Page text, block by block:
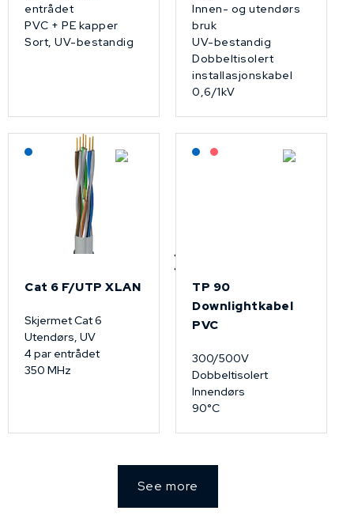
entrådet
PVC + PE kapper
Sort, UV-bestandig
Innen- og utendørs
bruk
UV-bestandig
Dobbeltisolert
installasjonskabel
0,6/1kV
Lagerført: NEK Kabel
Cat 6 F/UTP XLAN
Skjermet Cat 6
Utendørs, UV
4 par entrådet
350 MHz
Lagerført: NEK Kabel
På forespørsel
TP 90
Downlightkabel
PVC
300/500V
Dobbeltisolert
Innendørs
90°C
See more